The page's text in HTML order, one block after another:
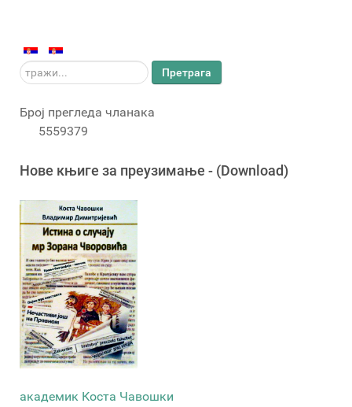
тражи... Претрага
Број прегледа чланака
5559379
Новe књигe за преузимање - (Download)
академик Коста Чавошки